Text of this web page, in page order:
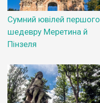
Сумний ювілей першого
шедевру Меретина й
Пінзеля